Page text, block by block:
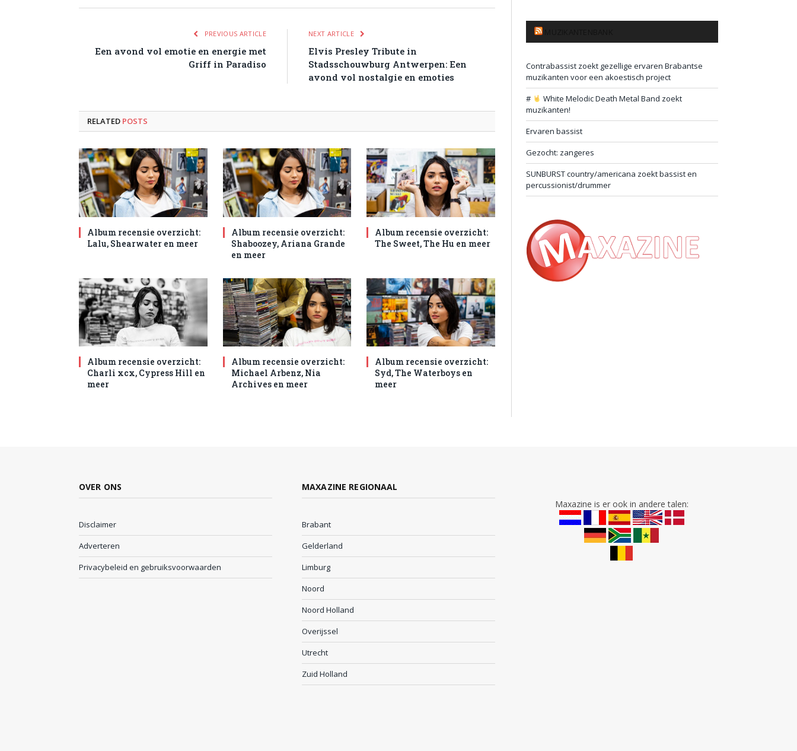
PREVIOUS ARTICLE
Een avond vol emotie en energie met
Griff in Paradiso
NEXT ARTICLE
Elvis Presley Tribute in
Stadsschouwburg Antwerpen: Een
avond vol nostalgie en emoties
RELATED POSTS
Album recensie overzicht:
Lalu, Shearwater en meer
Album recensie overzicht:
Shaboozey, Ariana Grande
en meer
Album recensie overzicht:
The Sweet, The Hu en meer
Album recensie overzicht:
Charli xcx, Cypress Hill en
meer
Album recensie overzicht:
Michael Arbenz, Nia
Archives en meer
Album recensie overzicht:
Syd, The Waterboys en
meer
Contrabassist zoekt gezellige ervaren Brabantse
muzikanten voor een akoestisch project
#
White Melodic Death Metal Band zoekt
muzikanten!
Ervaren bassist
Gezocht: zangeres
SUNBURST country/americana zoekt bassist en
percussionist/drummer
OVER ONS
Disclaimer
Adverteren
Privacybeleid en gebruiksvoorwaarden
MAXAZINE REGIONAAL
Brabant
Gelderland
Limburg
Noord
Noord Holland
Overijssel
Utrecht
Zuid Holland
Maxazine is er ook in andere talen: